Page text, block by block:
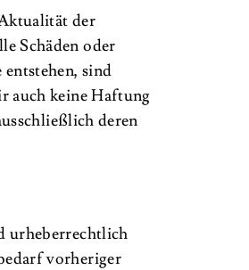
der
Schäden oder
sind
auch keine Haftung
deren
urheberrechtlich
vorheriger